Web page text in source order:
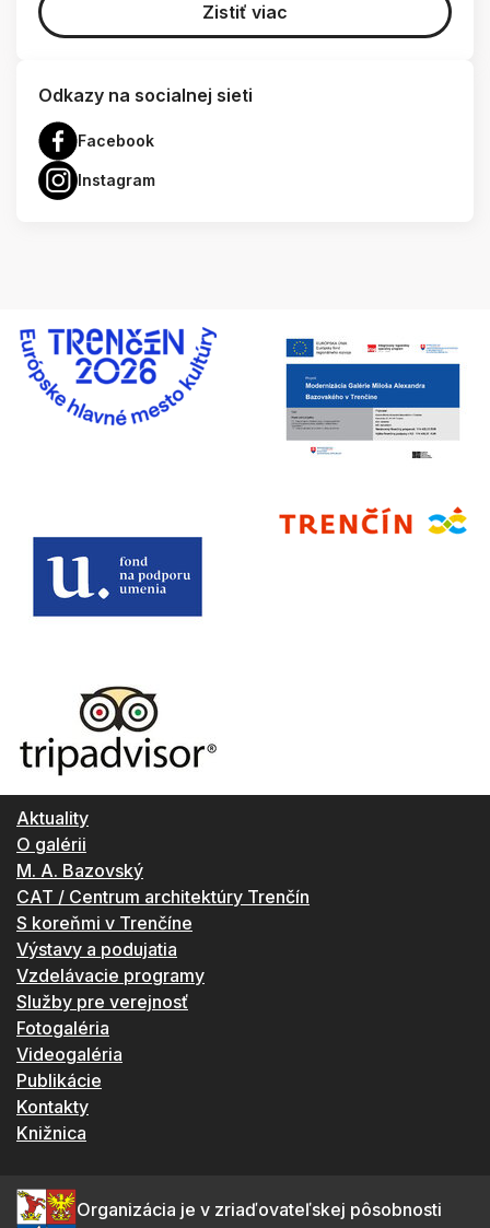
Zistiť viac
Odkazy na socialnej sieti
Facebook
Instagram
Aktuality
O galérii
M. A. Bazovský
CAT / Centrum architektúry Trenčín
S koreňmi v Trenčíne
Výstavy a podujatia
Vzdelávacie programy
Služby pre verejnosť
Fotogaléria
Videogaléria
Publikácie
Kontakty
Knižnica
Organizácia je v zriaďovateľskej pôsobnosti